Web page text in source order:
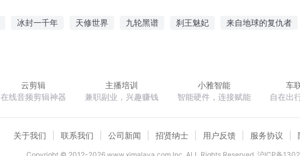
冰封一千年 天修世界 九轮黑谱 刹王魅妃 来自地球的复仇者
云剪辑
在线音频剪辑神器
主播培训
兼职副业，兴趣赚钱
小雅智能
智能硬件，连接赋能
车
自在出
关于我们 联系我们 公司新闻 招贤纳士 用户反馈 服务协议